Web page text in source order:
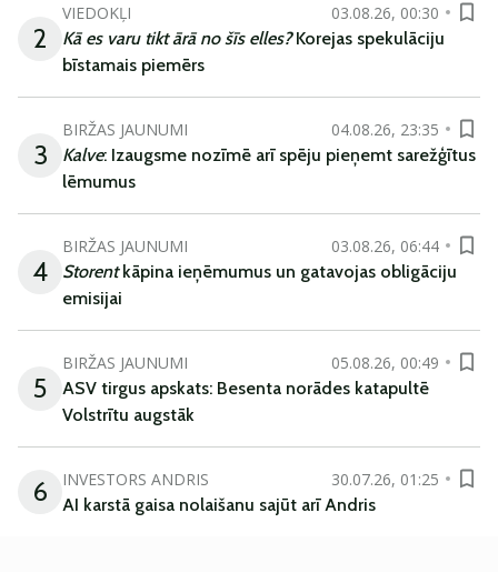
2
VIEDOKĻI
03.08.26, 00:30
Kā es varu tikt ārā no šīs elles?Korejas spekulāciju
bīstamais piemērs
3
BIRŽAS JAUNUMI
04.08.26, 23:35
Kalve: Izaugsme nozīmē arī spēju pieņemt sarežģītus
lēmumus
4
BIRŽAS JAUNUMI
03.08.26, 06:44
Storentkāpina ieņēmumus un gatavojas obligāciju
emisijai
5
BIRŽAS JAUNUMI
05.08.26, 00:49
ASV tirgus apskats: Besenta norādes katapultē
Volstrītu augstāk
6 INVESTORS ANDRIS
30.07.26, 01:25
AI karstā gaisa nolaišanu sajūt arī Andris